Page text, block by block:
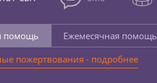
помощь
Ежемесячная помощь
пожертвования - подробнее